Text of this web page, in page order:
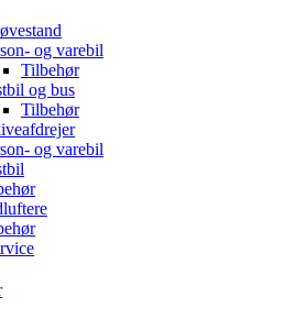
og varebil
Tilbehør
og bus
Tilbehør
og varebil